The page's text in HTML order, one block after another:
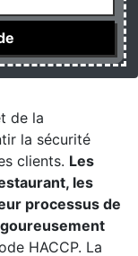
de la
la sécurité
clients. Les
les
processus de
HACCP. La